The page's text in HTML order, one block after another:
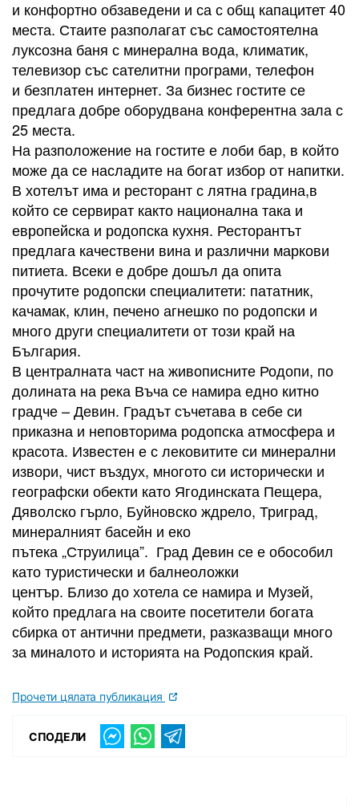
и конфортно обзаведени и са с общ капацитет 40
места. Стаите разполагат със самостоятелна
луксозна баня с минерална вода, климатик,
телевизор със сателитни програми, телефон
и безплатен интернет. За бизнес гостите се
предлага добре оборудвана конферентна зала с
25 места.
На разположение на гостите е лоби бар, в който
може да се насладите на богат избор от напитки.
В хотелът има и ресторант с лятна градина,в
който се сервират както национална така и
европейска и родопска кухня. Ресторантът
предлага качествени вина и различни маркови
питиета. Всеки е добре дошъл да опита
прочутите родопски специалитети: пататник,
качамак, клин, печено агнешко по родопски и
много други специалитети от този край на
България.
В централната част на живописните Родопи, по
долината на река Въча се намира едно китно
градче – Девин. Градът съчетава в себе си
приказна и неповторима родопска атмосфера и
красота. Известен е с лековитите си минерални
извори, чист въздух, многото си исторически и
географски обекти като Ягодинската Пещера,
Дяволско гърло, Буйновско ждрело, Триград,
минералният басейн и еко
пътека „Струилица”. Град Девин се е обособил
като туристически и балнеоложки
център. Близо до хотела се намира и Музей,
който предлага на своите посетители богата
сбирка от антични предмети, разказващи много
за миналото и историята на Родопския край.
Прочети цялата публикация
СПОДЕЛИ